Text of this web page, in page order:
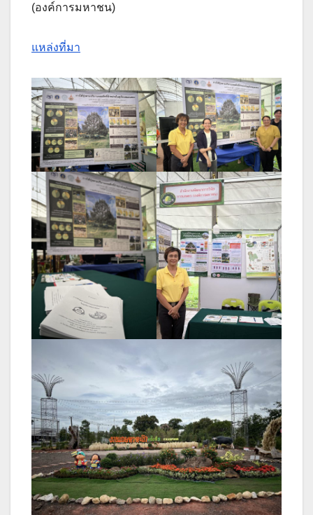
(องค์การมหาชน)
แหล่งที่มา